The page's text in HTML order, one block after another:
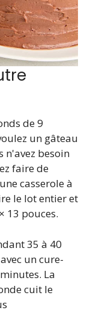
de 9
un gâteau
n'avez besoin
faire de
casserole à
le lot entier et
13 pouces.
35 à 40
un cure-
La
cuit le